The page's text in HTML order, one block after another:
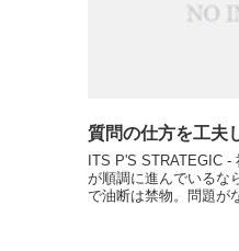
質問の仕方を工夫
ITS P'S STRATEGIC -
が順調に進んでいるな
で油断は禁物。問題が